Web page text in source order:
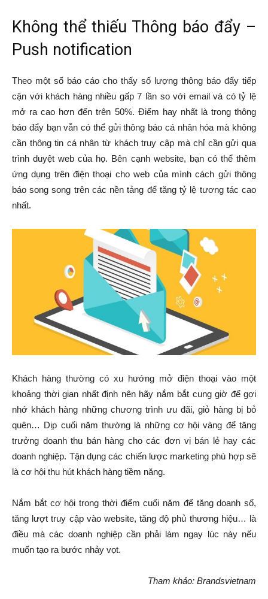
Không thể thiếu Thông báo đẩy –
Push notification
Theo một số báo cáo cho thấy số lượng thông báo đẩy tiếp
cận với khách hàng nhiều gấp 7 lần so với email và có tỷ lệ
mở ra cao hơn đến trên 50%. Điểm hay nhất là trong thông
báo đẩy bạn vẫn có thể gửi thông báo cá nhân hóa mà không
cần thông tin cá nhân từ khách truy cập mà chỉ cần gửi qua
trình duyệt web của họ. Bên cạnh website, bạn có thể thêm
ứng dụng trên điện thoại cho web của mình cách gửi thông
báo song song trên các nền tảng để tăng tỷ lệ tương tác cao
nhất.
Khách hàng thường có xu hướng mở điện thoại vào một
khoảng thời gian nhất định nên hãy nắm bắt cung giờ để gợi
nhớ khách hàng những chương trình ưu đãi, giỏ hàng bị bỏ
quên… Dịp cuối năm thường là những cơ hội vàng để tăng
trưởng doanh thu bán hàng cho các đơn vị bán lẻ hay các
doanh nghiệp. Tận dụng các chiến lược marketing phù hợp sẽ
là cơ hội thu hút khách hàng tiềm năng.
Nắm bắt cơ hội trong thời điểm cuối năm để tăng doanh số,
tăng lượt truy cập vào website, tăng độ phủ thương hiệu… là
điều mà các doanh nghiệp cần phải làm ngay lúc này nếu
muốn tạo ra bước nhảy vọt.
Tham khảo: Brandsvietnam